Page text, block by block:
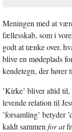
Meningen med at
fællesskab, som i
godt at tænke over,
blive en mødeplads
kendetegn, der hører
’Kirke’ bliver altid
levende relation til
’forsamling’ betyder
kaldt sammen for at